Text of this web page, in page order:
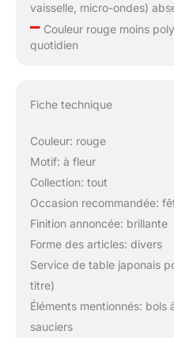
vaisselle, micro-ondes)
–Couleur rouge moins
quotidien
Fiche technique
Couleur: rouge
Motif: à fleur
Collection: tout
Occasion recommandée:
Finition annoncée: brillante
Forme des articles: divers
Service de table japonais
titre)
Éléments mentionnés: bols
sauciers